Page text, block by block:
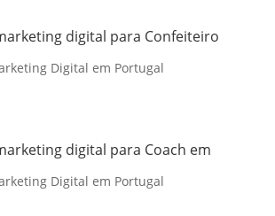
digital para Confeiteiro
Digital em Portugal
digital para Coach em
Digital em Portugal